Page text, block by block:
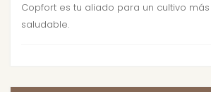
Copfort es tu aliado para un cultivo
saludable.